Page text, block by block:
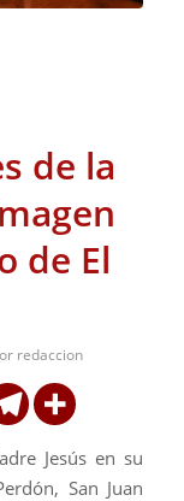
de la
de El
redaccion
Jesús en su
San Juan